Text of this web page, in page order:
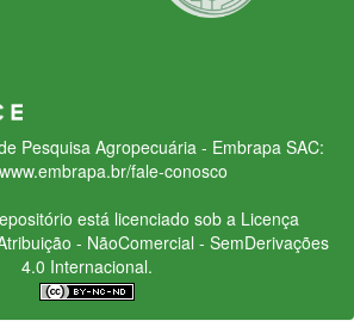
Pesquisa Agropecuária - Embrapa SAC:
fale-conosco
está licenciado sob a Licença
- NãoComercial - SemDerivações
4.0 Internacional.